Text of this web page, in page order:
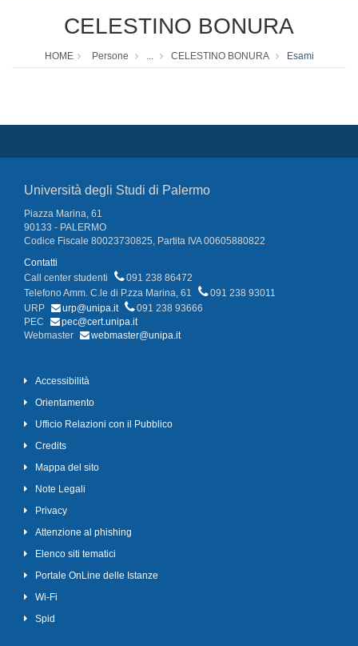
CELESTINO BONURA
HOME Persone ... CELESTINO BONURA Esami
Università degli Studi di Palermo
Piazza Marina, 61
90133 - PALERMO
Codice Fiscale 80023730825, Partita IVA 00605880822
Contatti
Call center studenti
091 238 86472
Telefono Amm. C.le di P.zza Marina, 61
091 238 93011
URP
urp@unipa.it
091 238 93666
PEC
pec@cert.unipa.it
Webmaster
webmaster@unipa.it
Accessibilità
Orientamento
Ufficio Relazioni con il Pubblico
Credits
Mappa del sito
Note Legali
Privacy
Attenzione al phishing
Elenco siti tematici
Portale OnLine delle Istanze
Wi-Fi
Spid